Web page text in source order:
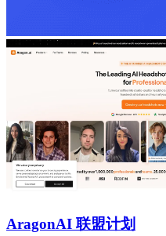
AragonAI 联盟计划